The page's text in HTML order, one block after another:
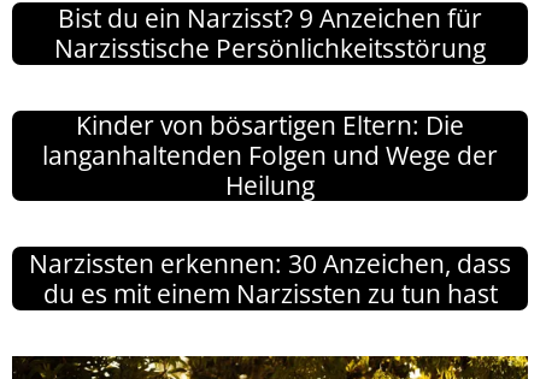
Bist du ein Narzisst? 9 Anzeichen für
Narzisstische Persönlichkeitsstörung
Kinder von bösartigen Eltern: Die
langanhaltenden Folgen und Wege der
Heilung
Narzissten erkennen: 30 Anzeichen, dass
du es mit einem Narzissten zu tun hast